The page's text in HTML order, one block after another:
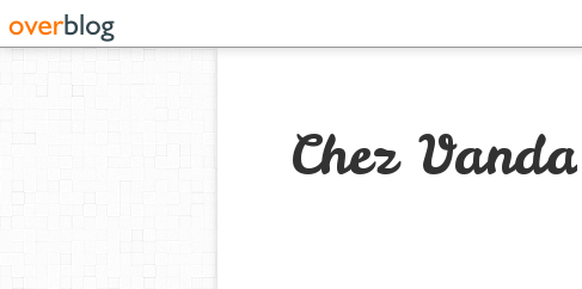
Chez Vanda